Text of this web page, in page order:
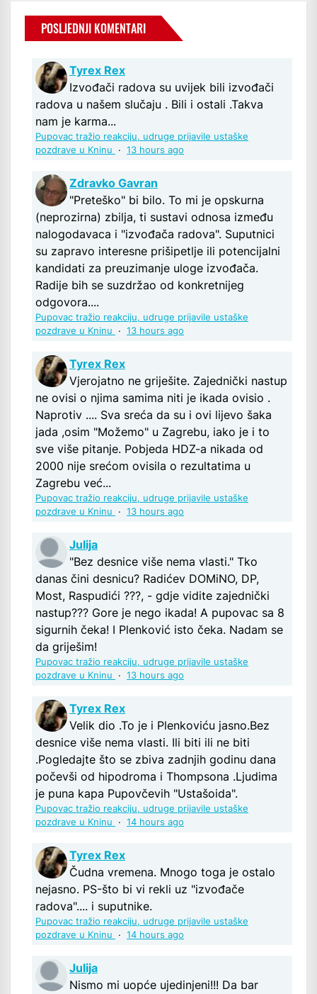
POSLJEDNJI KOMENTARI
Tyrex Rex
Izvođači radova su uvijek bili izvođači
radova u našem slučaju . Bili i ostali .Takva
nam je karma...
Pupovac tražio reakciju, udruge prijavile ustaške
pozdrave u Kninu
· 13 hours ago
Zdravko Gavran
"Preteško" bi bilo. To mi je opskurna
(neprozirna) zbilja, ti sustavi odnosa između
nalogodavaca i "izvođača radova". Suputnici
su zapravo interesne prišipetlje ili potencijalni
kandidati za preuzimanje uloge izvođača.
Radije bih se suzdržao od konkretnijeg
odgovora....
Pupovac tražio reakciju, udruge prijavile ustaške
pozdrave u Kninu
· 13 hours ago
Tyrex Rex
Vjerojatno ne griješite. Zajednički nastup
ne ovisi o njima samima niti je ikada ovisio .
Naprotiv .... Sva sreća da su i ovi lijevo šaka
jada ,osim "Možemo" u Zagrebu, iako je i to
sve više pitanje. Pobjeda HDZ-a nikada od
2000 nije srećom ovisila o rezultatima u
Zagrebu već...
Pupovac tražio reakciju, udruge prijavile ustaške
pozdrave u Kninu
· 13 hours ago
Julija
"Bez desnice više nema vlasti." Tko
danas čini desnicu? Radićev DOMiNO, DP,
Most, Raspudići ???, - gdje vidite zajednički
nastup??? Gore je nego ikada! A pupovac sa 8
sigurnih čeka! I Plenković isto čeka. Nadam se
da griješim!
Pupovac tražio reakciju, udruge prijavile ustaške
pozdrave u Kninu
· 13 hours ago
Tyrex Rex
Velik dio .To je i Plenkoviću jasno.Bez
desnice više nema vlasti. Ili biti ili ne biti
.Pogledajte što se zbiva zadnjih godinu dana
počevši od hipodroma i Thompsona .Ljudima
je puna kapa Pupovčevih "Ustašoida".
Pupovac tražio reakciju, udruge prijavile ustaške
pozdrave u Kninu
· 14 hours ago
Tyrex Rex
Čudna vremena. Mnogo toga je ostalo
nejasno. PS-što bi vi rekli uz "izvođače
radova".... i suputnike.
Pupovac tražio reakciju, udruge prijavile ustaške
pozdrave u Kninu
· 14 hours ago
Julija
Nismo mi uopće ujedinjeni!!! Da bar